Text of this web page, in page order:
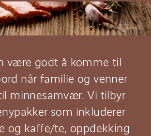
være godt å komme til
når familie og venner
minnesamvær. Vi tilbyr
som inkluderer
og kaffe/te, oppdekking